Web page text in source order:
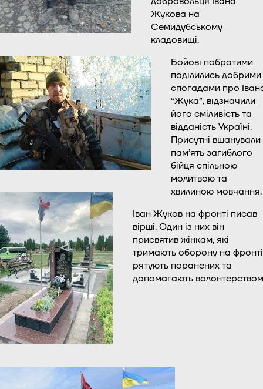
Жукова на
Семидубському
кладовищі.
Бойові побратими
поділились добрими
спогадами про
“Жука”, відзначили
його сміливість та
відданість Україні.
Присутні вшанували
пам’ять загиблого
бійця спільною
молитвою та
хвилиною мовчання.
Іван Жуков на фронті писав
вірші. Один із них він
присвятив жінкам, які
тримають оборону на
рятують поранених та
допомагають